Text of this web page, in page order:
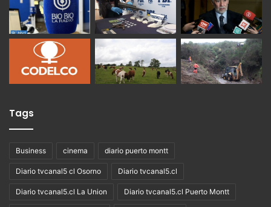
Tags
Business cinema diario puerto montt
Diario tvcanal5 cl Osorno Diario tvcanal5.cl
Diario tvcanal5.cl La Union Diario tvcanal5.cl Puerto Montt